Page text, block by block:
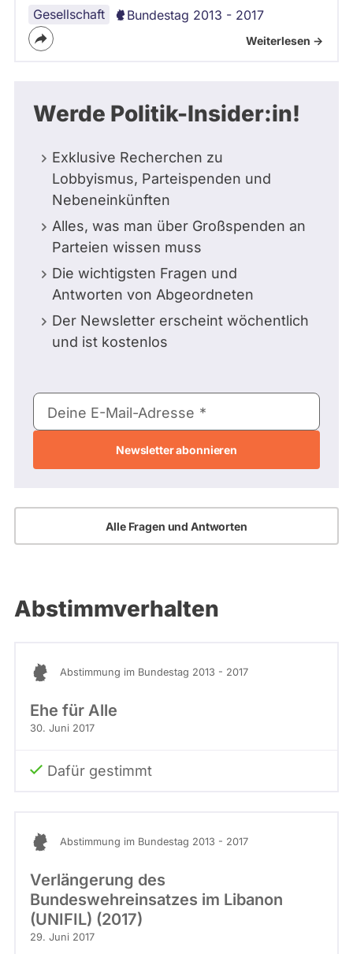
Gesellschaft Bundestag 2013 - 2017
Weiterlesen ->
Werde Politik-Insider:in!
Exklusive Recherchen zu
Lobbyismus, Parteispenden und
Nebeneinkünften
Alles, was man über Großspenden an
Parteien wissen muss
Die wichtigsten Fragen und
Antworten von Abgeordneten
Der Newsletter erscheint wöchentlich
und ist kostenlos
E-
Mail-
Deine E-Mail-Adresse
Alle Fragen und Antworten
Abstimmverhalten
Abstimmung im Bundestag 2013 - 2017
Ehe für Alle
30. Juni 2017
Dafür gestimmt
Abstimmung im Bundestag 2013 - 2017
Verlängerung des
Bundeswehreinsatzes im Libanon
(UNIFIL) (2017)
29. Juni 2017